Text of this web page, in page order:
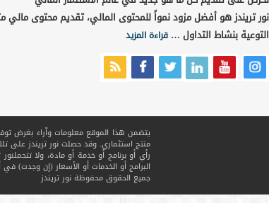
نور تريندز هو أفضل مزود نمواً للمحتوى المالي، تقديم محتوى
التوعية بنشاط التداول … قراءة المزيد
يتضمن هذا الموقع معلومات وآراء بغرض
منتج استثماري. وقد حصلت نور تريندز
رأي أو برنامج أو خدمة أو مادة، ولا
البرامج أو الخدمات أو الأسعار (إن وجدت)
جميع الحقوق محفوظةنور تريندز